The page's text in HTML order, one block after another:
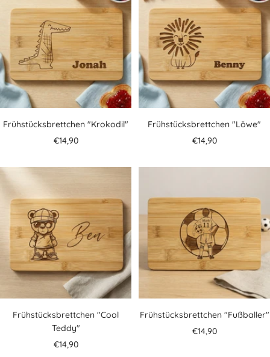
Frühstücksbrettchen "Krokodil"
Angebotspreis
€14,90
Frühstücksbrettchen "Löwe"
Angebotspreis
€14,90
Frühstücksbrettchen "Cool
Teddy"
Angebotspreis
€14,90
Frühstücksbrettchen "Fußballer"
Angebotspreis
€14,90